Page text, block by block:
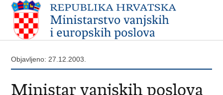
Objavljeno: 27.12.2003.
Ministar vanjskih poslova